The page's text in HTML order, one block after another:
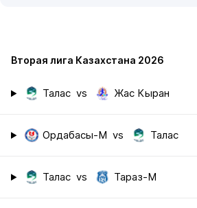
Вторая лига Казахстана 2026
Талас vs Жас Кыран
Ордабасы-М vs Талас
Талас vs Тараз-М